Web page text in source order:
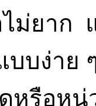
ไม่ยาก
บง่าย
หรือหน่